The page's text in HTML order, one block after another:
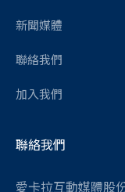
新聞媒體
聯絡我們
加入我們
聯絡我們
愛卡拉互動媒體股